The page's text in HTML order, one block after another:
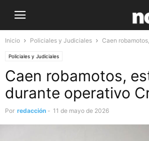
Inicio Policiales y Judiciales Caen
Policiales y Judiciales
Caen robamotos,
durante operativo
Por redacción - 11 de mayo de 2026